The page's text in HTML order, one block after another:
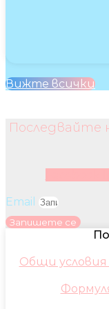
Вижте всички
Последвайте
Email
Запишете се
Общи